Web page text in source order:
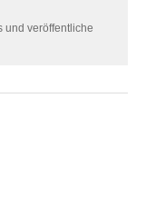
und veröffentliche